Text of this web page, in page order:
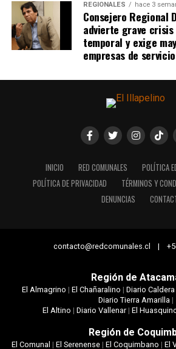
REGIONALES hace 3
Consejero Regional
advierte grave
temporal y exige
empresas de
INICIO RED COMUNALES
POLÍTICA
POLÍTICA DE PRIVACIDAD
TÉRMINOS Y
DENUNCIAS
contacto@redcomunales.cl |
Región de
El Almagrino | El Chañaralino | Diario Caldera
Diario Tierra Amarilla|
El Altino | Diario Vallenar| El
Región de
El Comunal | El Serenense| El Coquimbano | El